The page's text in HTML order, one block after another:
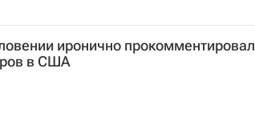
иронично прокомментировал
в США